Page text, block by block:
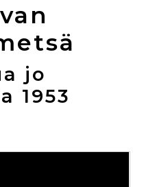
jo
1953